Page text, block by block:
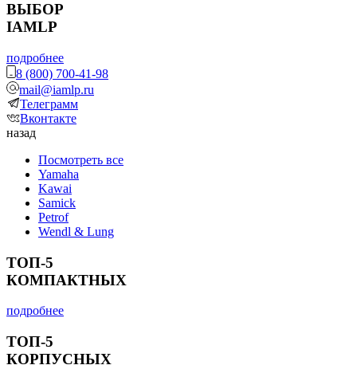
ВЫБОР
IAMLP
подробнее
8 (800) 700-41-98
mail@iamlp.ru
Телеграмм
Вконтакте
назад
Посмотреть все
Yamaha
Kawai
Samick
Petrof
Wendl & Lung
ТОП-5
КОМПАКТНЫХ
подробнее
ТОП-5
КОРПУСНЫХ